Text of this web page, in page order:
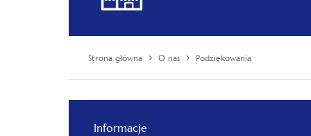
Strona główna › O nas › Podziękowania
Informacje